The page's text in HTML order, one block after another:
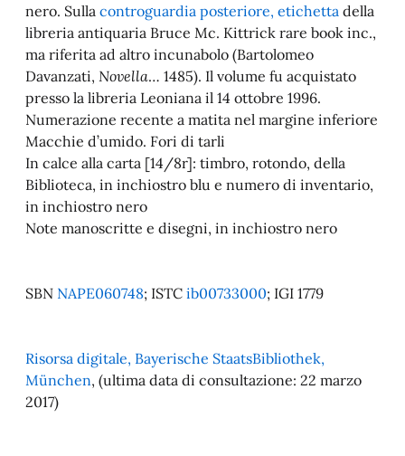
nero. Sulla controguardia posteriore, etichetta della
libreria antiquaria Bruce Mc. Kittrick rare book inc.,
ma riferita ad altro incunabolo (Bartolomeo
Davanzati, Novella… 1485). Il volume fu acquistato
presso la libreria Leoniana il 14 ottobre 1996.
Numerazione recente a matita nel margine inferiore
Macchie d’umido. Fori di tarli
In calce alla carta [14/8r]: timbro, rotondo, della
Biblioteca, in inchiostro blu e numero di inventario,
in inchiostro nero
Note manoscritte e disegni, in inchiostro nero
SBN NAPE060748; ISTC ib00733000; IGI 1779
Risorsa digitale, Bayerische StaatsBibliothek,
München, (ultima data di consultazione: 22 marzo
2017)